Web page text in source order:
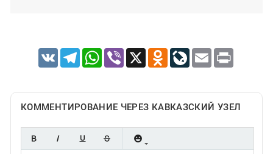
VK TelegramWhatsApp
Viber X Odnoklassniki
LiveJournal
Email Print
КОММЕНТИРОВАНИЕ ЧЕРЕЗ КАВКАЗСКИЙ УЗЕЛ